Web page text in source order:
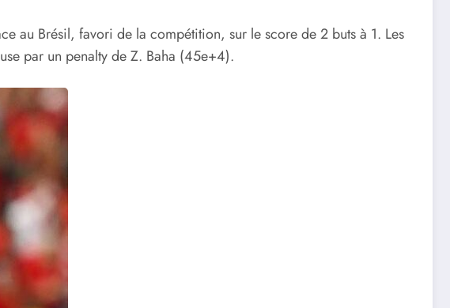
au Brésil, favori de la compétition, sur le score de 2 buts à 1. Les
par un penalty de Z. Baha (45e+4).